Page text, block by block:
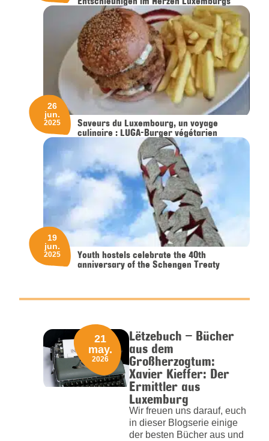
Saveurs du Luxembourg, un voyage
culinaire : LUGA-Burger végétarien
26
jun.
2025
Youth hostels celebrate the 40th
anniversary of the Schengen Treaty
19
jun.
2025
Lëtzebuch – Bücher
aus dem
Großherzogtum:
Xavier Kieffer: Der
Ermittler aus
Luxemburg
Wir freuen uns darauf, euch
in dieser Blogserie einige
der besten Bücher aus und
21
may.
2026